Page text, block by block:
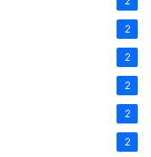
2
2
2
2
2